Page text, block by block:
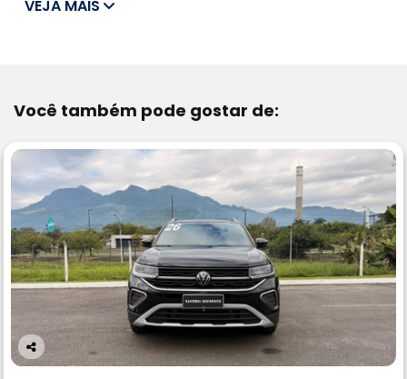
VEJA MAIS
Você também pode gostar de:
Co